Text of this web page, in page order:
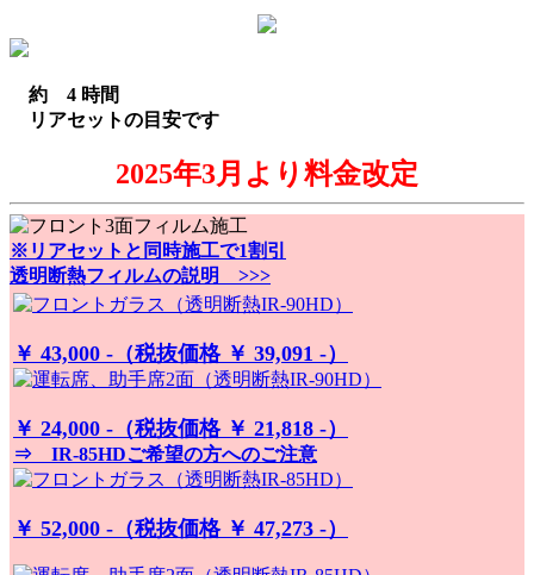
約 4 時間
リアセットの目安です
2025年3月より料金改定
※リアセットと同時施工で1割引
透明断熱フィルムの説明 >>>
￥ 43,000 -（税抜価格 ￥ 39,091 -）
￥ 24,000 -（税抜価格 ￥ 21,818 -）
⇒ IR-85HDご希望の方へのご注意
￥ 52,000 -（税抜価格 ￥ 47,273 -）